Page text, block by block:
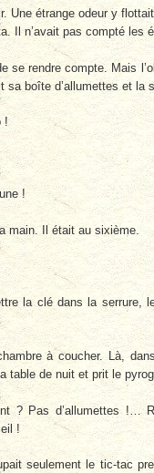
Une étrange odeur y
Il n’avait pas compté les
se rendre compte. Mais
boîte d’allumettes et la
!
!
main. Il était au sixième.
la clé dans la serrure,
à coucher. Là,
table de nuit et prit le
? Pas d’allumettes !…
!
seulement le tic-tac